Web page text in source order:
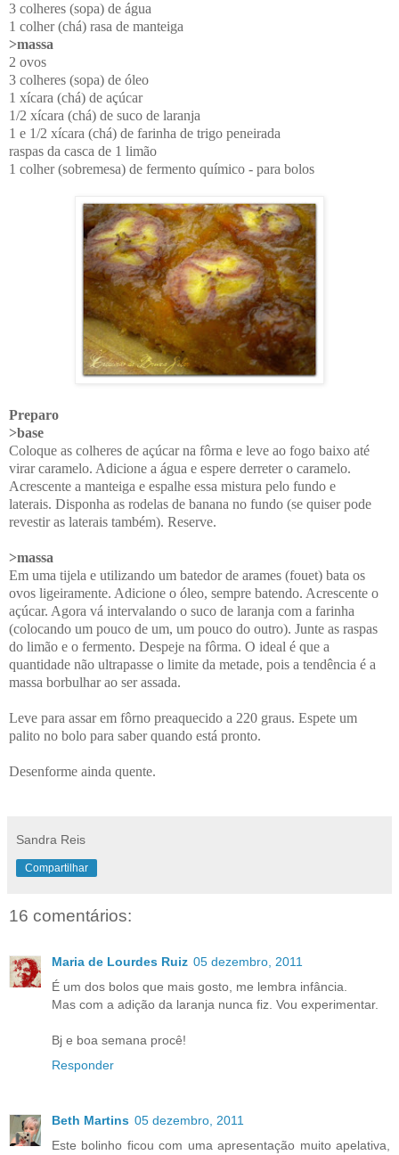
3 colheres (sopa) de água
1 colher (chá) rasa de manteiga
>massa
2 ovos
3 colheres (sopa) de óleo
1 xícara (chá) de açúcar
1/2 xícara (chá) de suco de laranja
1 e 1/2 xícara (chá) de farinha de trigo peneirada
raspas da casca de 1 limão
1 colher (sobremesa) de fermento químico - para bolos
Preparo
>base
Coloque as colheres de açúcar na fôrma e leve ao fogo baixo até
virar caramelo. Adicione a água e espere derreter o caramelo.
Acrescente a manteiga e espalhe essa mistura pelo fundo e
laterais. Disponha as rodelas de banana no fundo (se quiser pode
revestir as laterais também). Reserve.
>massa
Em uma tijela e utilizando um batedor de arames (fouet) bata os
ovos ligeiramente. Adicione o óleo, sempre batendo. Acrescente o
açúcar. Agora vá intervalando o suco de laranja com a farinha
(colocando um pouco de um, um pouco do outro). Junte as raspas
do limão e o fermento. Despeje na fôrma. O ideal é que a
quantidade não ultrapasse o limite da metade, pois a tendência é a
massa borbulhar ao ser assada.
Leve para assar em fôrno preaquecido a 220 graus. Espete um
palito no bolo para saber quando está pronto.
Desenforme ainda quente.
Sandra Reis
Compartilhar
16 comentários:
Maria de Lourdes Ruiz 05 dezembro, 2011
É um dos bolos que mais gosto, me lembra infância.
Mas com a adição da laranja nunca fiz. Vou experimentar.
Bj e boa semana procê!
Responder
Beth Martins 05 dezembro, 2011
Este bolinho ficou com uma apresentação muito apelativa,